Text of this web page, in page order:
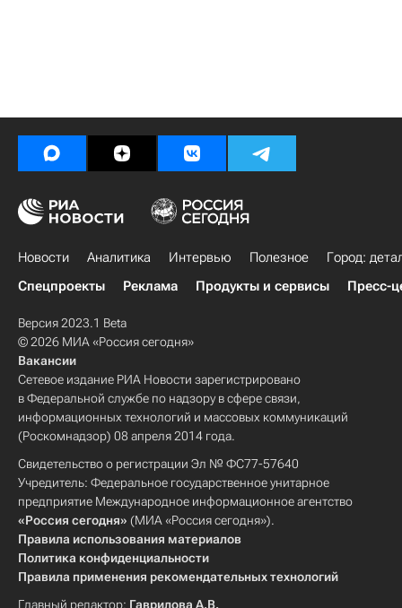
Новости Аналитика Интервью Полезное
Город:
Спецпроекты
Реклама Продукты и сервисы Пресс-
Версия 2023.1 Beta
© 2026 МИА «Россия сегодня»
Вакансии
Сетевое издание РИА Новости зарегистрировано
в Федеральной службе по надзору в сфере связи,
информационных технологий и массовых коммуникаций
(Роскомнадзор) 08 апреля 2014 года.
Свидетельство о регистрации Эл № ФС77-57640
Учредитель: Федеральное государственное унитарное
предприятие Международное информационное агентство
«Россия сегодня» (МИА «Россия сегодня»).
Правила использования материалов
Политика конфиденциальности
Правила применения рекомендательных технологий
Главный редактор: Гаврилова А.В.